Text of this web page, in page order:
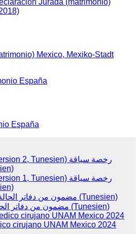
Mexico, Mexiko-Stadt
España
رخصة سياقة
رخصة سياقة
مضمون من دفاتر الحالة المدنية الولادات (Tunesien)
cirujano UNAM Mexico 2024